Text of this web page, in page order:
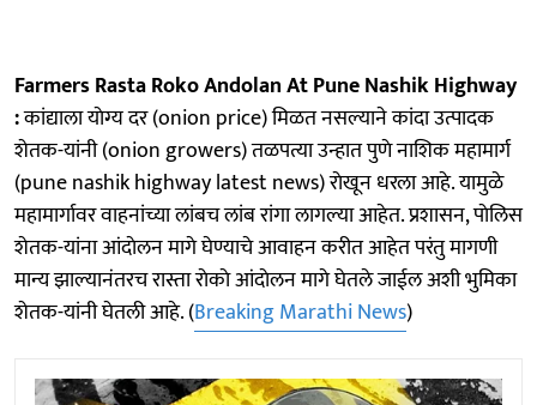
Farmers Rasta Roko Andolan At Pune Nashik Highway
:कांद्याला याेग्य दर (onion price) मिळत नसल्याने कांदा उत्पादक
शेतक-यांनी (onion growers) तळपत्या उन्हात पुणे नाशिक महामार्ग
(pune nashik highway latest news) राेखून धरला आहे. यामुळे
महामार्गावर वाहनांच्या लांबच लांब रांगा लागल्या आहेत. प्रशासन, पाेलिस
शेतक-यांना आंदाेलन मागे घेण्याचे आवाहन करीत आहेत परंतु मागणी
मान्य झाल्यानंतरच रास्ता राेकाे आंदाेलन मागे घेतले जाईल अशी भुमिका
शेतक-यांनी घेतली आहे. (Breaking Marathi News)